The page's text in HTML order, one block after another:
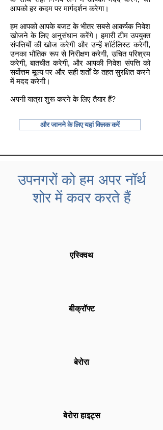
आपको हर कदम पर मार्गदर्शन करेगा।
हम आपको आपके बजट के भीतर सबसे आकर्षक निवेश
खोजने के लिए अनुसंधान करेंगे। हमारी टीम उपयुक्त
संपत्तियों की खोज करेगी और उन्हें शॉर्टलिस्ट करेगी,
उनका भौतिक रूप से निरीक्षण करेगी, उचित परिश्रम
करेगी, बातचीत करेगी, और आपकी निवेश संपत्ति को
सर्वोत्तम मूल्य पर और सही शर्तों के तहत सुरक्षित करने
में मदद करेगी।
अपनी यात्रा शुरू करने के लिए तैयार हैं?
और जानने के लिए यहां क्लिक करें
उपनगरों को हम अपर नॉर्थ
शोर में कवर करते हैं
एस्क्विथ
बीक्रॉफ्ट
बेरोरा
बेरोरा हाइट्स